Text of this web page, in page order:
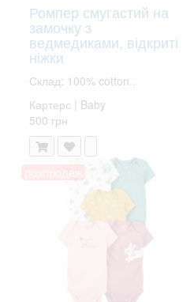
Ромпер смугастий на
замочку з
ведмедиками, відкриті
ніжки
Склад: 100% cotton..
Картерс | Baby
500 грн
розпродаж!